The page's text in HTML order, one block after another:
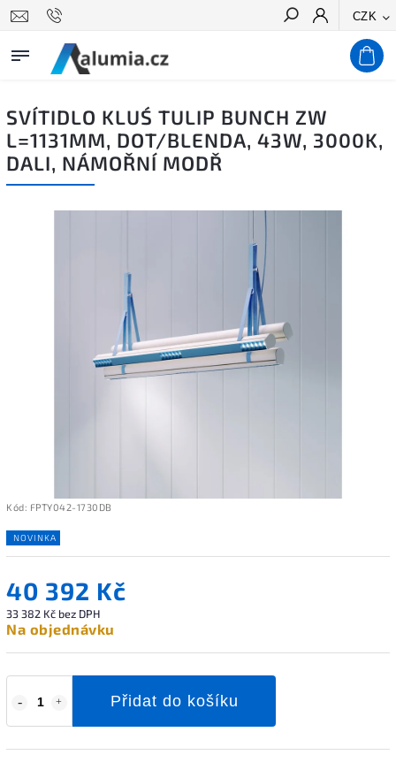
CZK
Hledat
SVÍTIDLO KLUŚ TULIP BUNCH ZW
L=1131MM, DOT/BLENDA, 43W, 3000K,
DALI, NÁMOŘNÍ MODŘ
Kód: FPTY042-1730DB
NOVINKA
40 392 Kč
33 382 Kč bez DPH
Na objednávku
Přidat do košíku